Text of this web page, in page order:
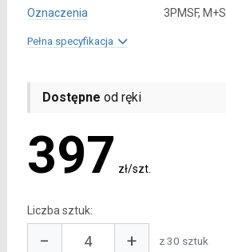
Oznaczenia
3PMSF, M+S
Pełna specyfikacja
Dostępne od ręki
397 zł/szt.
Liczba sztuk:
− + z 30 sztuk